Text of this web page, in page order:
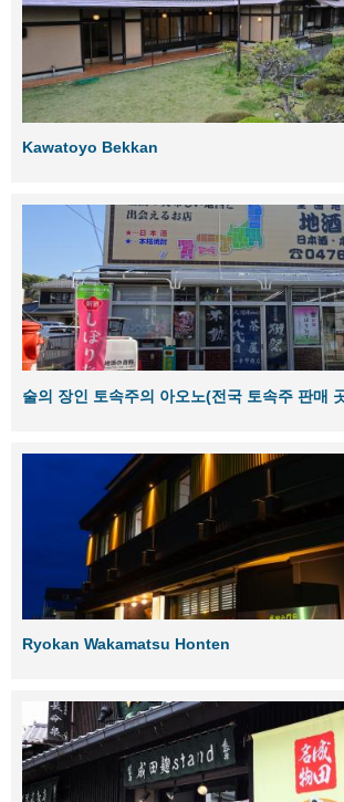
Kawatoyo Bekkan
술의 장인 토속주의 아오노(전국 토속주 판매
Ryokan Wakamatsu Honten